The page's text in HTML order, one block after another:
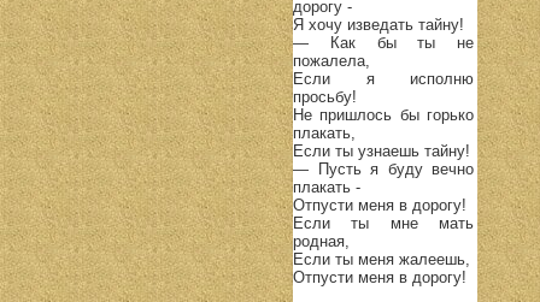
дорогу -
Я хочу изведать тайну!
— Как бы ты не
пожалела,
Если я исполню
просьбу!
Не пришлось бы горько
плакать,
Если ты узнаешь тайну!
— Пусть я буду вечно
плакать -
Отпусти меня в дорогу!
Если ты мне мать
родная,
Если ты меня жалеешь,
Отпусти меня в дорогу!